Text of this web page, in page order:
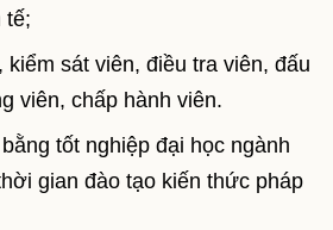
tế;
sát viên, điều tra viên, đấu
viên, chấp hành viên.
tốt nghiệp đại học ngành
gian đào tạo kiến thức pháp